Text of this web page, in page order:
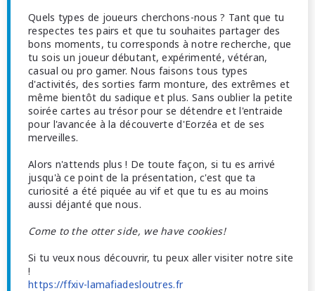
Quels types de joueurs cherchons-nous ? Tant que tu
respectes tes pairs et que tu souhaites partager des
bons moments, tu corresponds à notre recherche, que
tu sois un joueur débutant, expérimenté, vétéran,
casual ou pro gamer. Nous faisons tous types
d'activités, des sorties farm monture, des extrêmes et
même bientôt du sadique et plus. Sans oublier la petite
soirée cartes au trésor pour se détendre et l'entraide
pour l'avancée à la découverte d'Eorzéa et de ses
merveilles.
Alors n'attends plus ! De toute façon, si tu es arrivé
jusqu'à ce point de la présentation, c'est que ta
curiosité a été piquée au vif et que tu es au moins
aussi déjanté que nous.
Come to the otter side, we have cookies!
Si tu veux nous découvrir, tu peux aller visiter notre site
!
https://ffxiv-lamafiadesloutres.fr